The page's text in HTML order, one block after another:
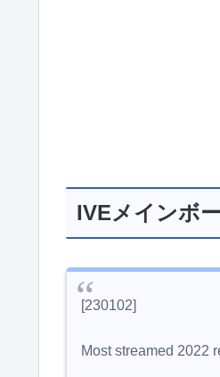
IVEメインボ
[230102]
Most streamed 2022